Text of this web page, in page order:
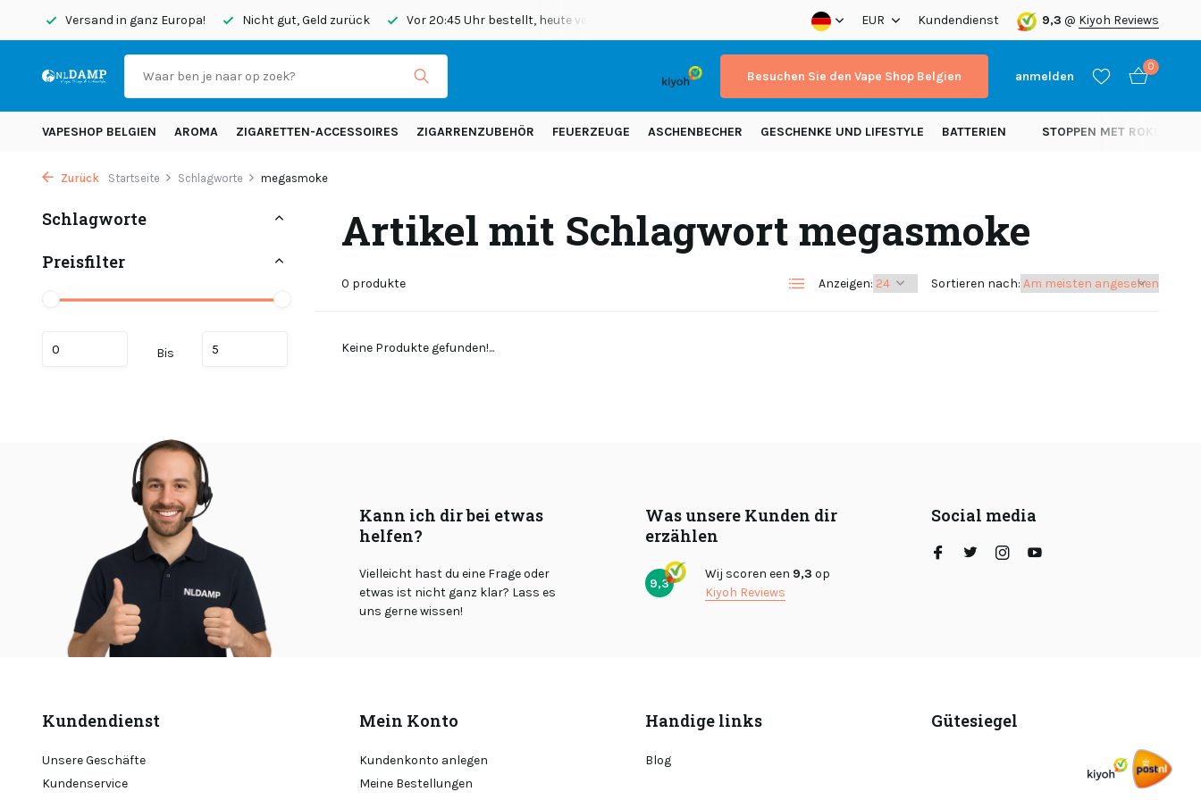
Versand in ganz Europa! Nicht gut, Geld zurück Vor 20:45 Uhr bestellt, heute versendet EUR Kundendienst 9,3 @ Kiyoh Reviews
Besuchen Sie den Vape Shop Belgien anmelden
anlegen
Benutzerkonto
0
VAPESHOP BELGIEN AROMA ZIGARETTEN-ACCESSOIRES ZIGARRENZUBEHÖR FEUERZEUGE ASCHENBECHER GESCHENKE UND LIFESTYLE BATTERIEN STOPPEN MET ROKEN
Zurück Startseite Schlagworte megasmoke
Schlagworte
Preisfilter
Bis
Artikel mit Schlagwort megasmoke
0 produkte Anzeigen: Sortieren nach:
Keine Produkte gefunden!...
Kann ich dir bei etwas
helfen?
Vielleicht hast du eine Frage oder
etwas ist nicht ganz klar? Lass es
uns gerne wissen!
Was unsere Kunden dir
erzählen
9,3
Wij scoren een 9,3 op
Kiyoh Reviews
Social media
Kundendienst
Unsere Geschäfte
Kundenservice
Mein Konto
Kundenkonto anlegen
Meine Bestellungen
Handige links
Blog
Gütesiegel